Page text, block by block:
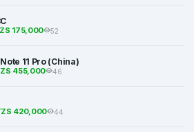
175,000 52
11 Pro (China)
455,000 46
420,000 44